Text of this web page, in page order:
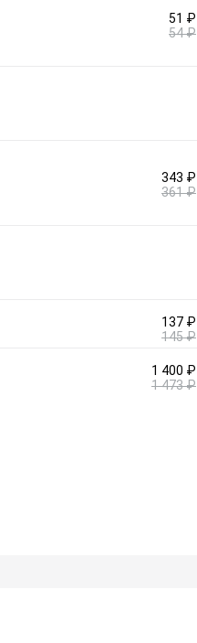
51 ₽
54 ₽
343 ₽
361 ₽
137 ₽
145 ₽
1 400 ₽
1 473 ₽